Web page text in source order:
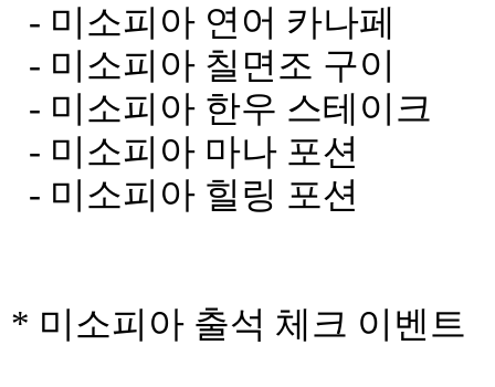
- 미소피아 연어 카나페
- 미소피아 칠면조 구이
- 미소피아 한우 스테이크
- 미소피아 마나 포션
- 미소피아 힐링 포션
* 미소피아 출석 체크 이벤트